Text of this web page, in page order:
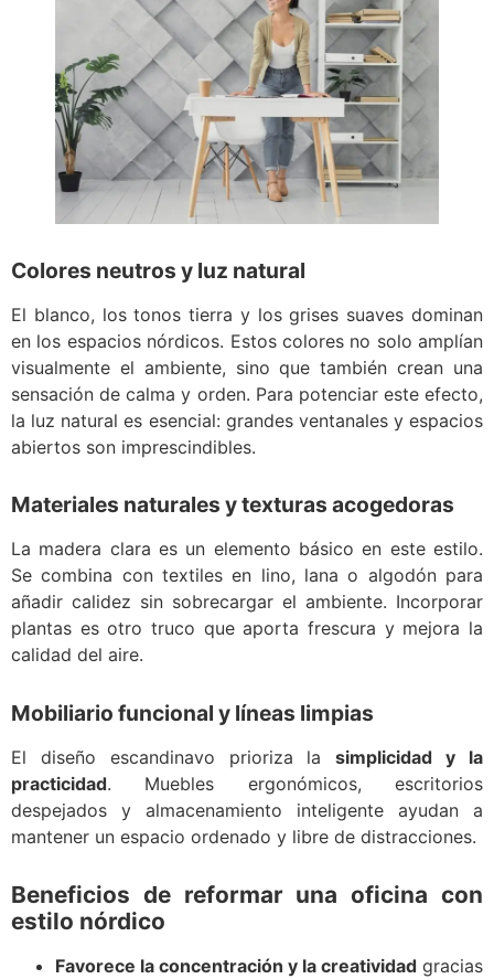
Colores neutros y luz natural
El blanco, los tonos tierra y los grises suaves dominan
en los espacios nórdicos. Estos colores no solo amplían
visualmente el ambiente, sino que también crean una
sensación de calma y orden. Para potenciar este efecto,
la luz natural es esencial: grandes ventanales y espacios
abiertos son imprescindibles.
Materiales naturales y texturas acogedoras
La madera clara es un elemento básico en este estilo.
Se combina con textiles en lino, lana o algodón para
añadir calidez sin sobrecargar el ambiente. Incorporar
plantas es otro truco que aporta frescura y mejora la
calidad del aire.
Mobiliario funcional y líneas limpias
El diseño escandinavo prioriza lasimplicidad y la
practicidad. Muebles ergonómicos, escritorios
despejados y almacenamiento inteligente ayudan a
mantener un espacio ordenado y libre de distracciones.
Beneficios de reformar una oficina con
estilo nórdico
Favorece la concentración y la creatividad gracias